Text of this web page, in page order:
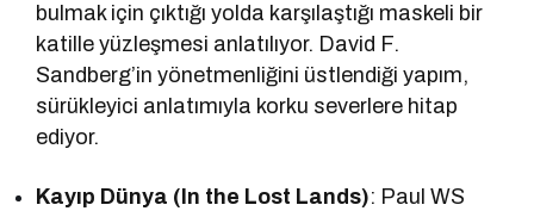
bulmak için çıktığı yolda karşılaştığı maskeli bir
katille yüzleşmesi anlatılıyor. David F.
Sandberg’in yönetmenliğini üstlendiği yapım,
sürükleyici anlatımıyla korku severlere hitap
ediyor.
Kayıp Dünya (In the Lost Lands): Paul WS